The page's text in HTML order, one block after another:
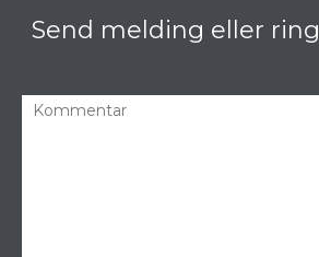
Send melding eller ring